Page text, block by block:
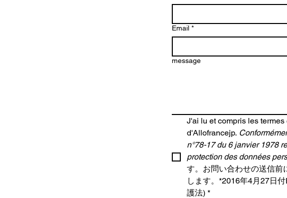
Email *
message
J'ai lu et compris les
d'Allofrancejp.
n°78-17 du 6 janvier 1978
protection des données
す。お問い合わせの送信前
します。*2016年4月27日
護法) *